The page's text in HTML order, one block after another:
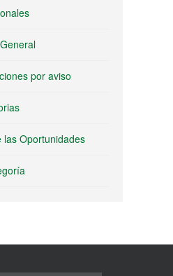
por aviso
las Oportunidades